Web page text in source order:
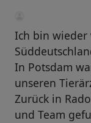
Ich bin wieder
In Potsdam
unseren
Zurück in
und Team